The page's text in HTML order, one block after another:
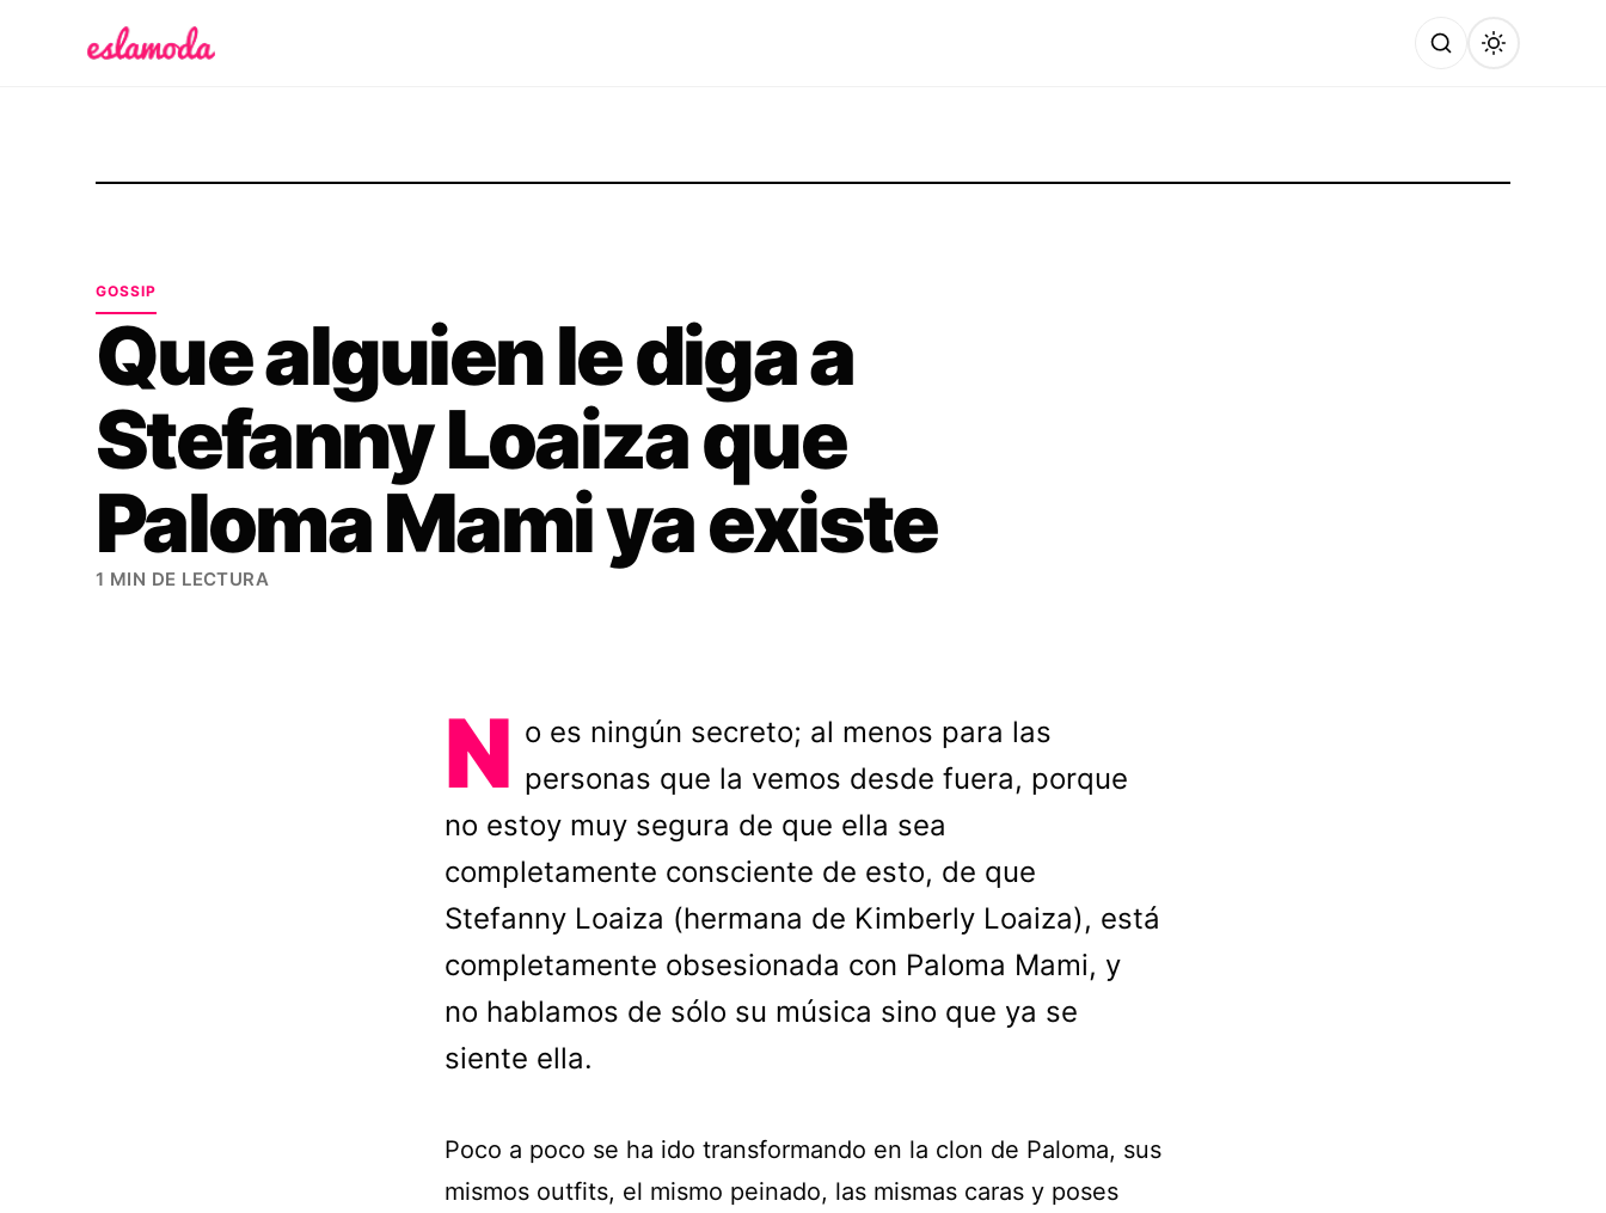
GOSSIP
Que alguien le diga a
Stefanny Loaiza que
Paloma Mami ya existe
1 MIN DE LECTURA
N o es ningún secreto; al menos para las
personas que la vemos desde fuera, porque
no estoy muy segura de que ella sea
completamente consciente de esto, de que
Stefanny Loaiza (hermana de Kimberly Loaiza), está
completamente obsesionada con Paloma Mami, y
no hablamos de sólo su música sino que ya se
siente ella.
Poco a poco se ha ido transformando en la clon de Paloma, sus
mismos outfits, el mismo peinado, las mismas caras y poses